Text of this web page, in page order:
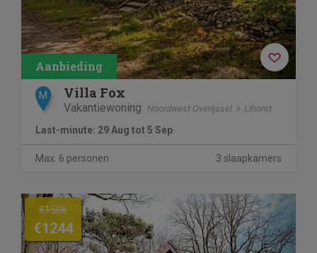
M Villa Fox
Vakantiewoning Noordwest Overijssel IJhorst
Last-minute: 29 Aug tot 5 Sep
Max. 6 personen 3 slaapkamers
Previous Next
€1506
€1244